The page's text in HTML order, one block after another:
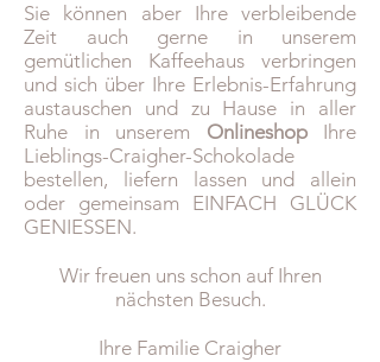
Sie können aber Ihre verbleibende
Zeit auch gerne in unserem
gemütlichen Kaffeehaus verbringen
und sich über Ihre Erlebnis-Erfahrung
austauschen und zu Hause in aller
Ruhe in unserem OnlineshopIhre
Lieblings-Craigher-Schokolade
bestellen, liefern lassen und allein
oder gemeinsam EINFACH GLÜCK
GENIESSEN.
Wir freuen uns schon auf Ihren
nächsten Besuch.
Ihre Familie Craigher